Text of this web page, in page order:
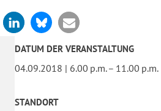
DATUM DER VERANSTALTUNG
04.09.2018 | 6.00 p.m. – 11.00 p.m.
STANDORT